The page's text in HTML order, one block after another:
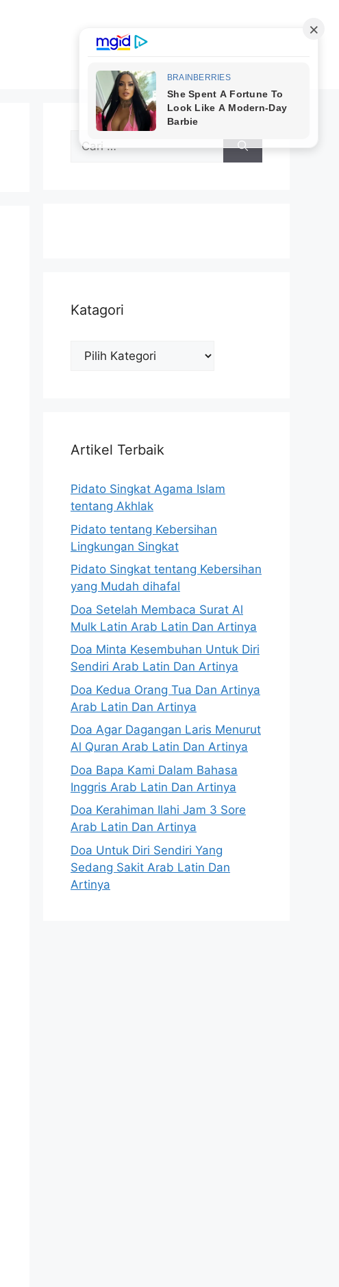
untuk:
Katagori
Katagori
Artikel Terbaik
Pidato Singkat Agama Islam
tentang Akhlak
Pidato tentang Kebersihan
Lingkungan Singkat
Pidato Singkat tentang Kebersihan
yang Mudah dihafal
Doa Setelah Membaca Surat Al
Mulk Latin Arab Latin Dan Artinya
Doa Minta Kesembuhan Untuk Diri
Sendiri Arab Latin Dan Artinya
Doa Kedua Orang Tua Dan Artinya
Arab Latin Dan Artinya
Doa Agar Dagangan Laris Menurut
Al Quran Arab Latin Dan Artinya
Doa Bapa Kami Dalam Bahasa
Inggris Arab Latin Dan Artinya
Doa Kerahiman Ilahi Jam 3 Sore
Arab Latin Dan Artinya
Doa Untuk Diri Sendiri Yang
Sedang Sakit Arab Latin Dan
Artinya